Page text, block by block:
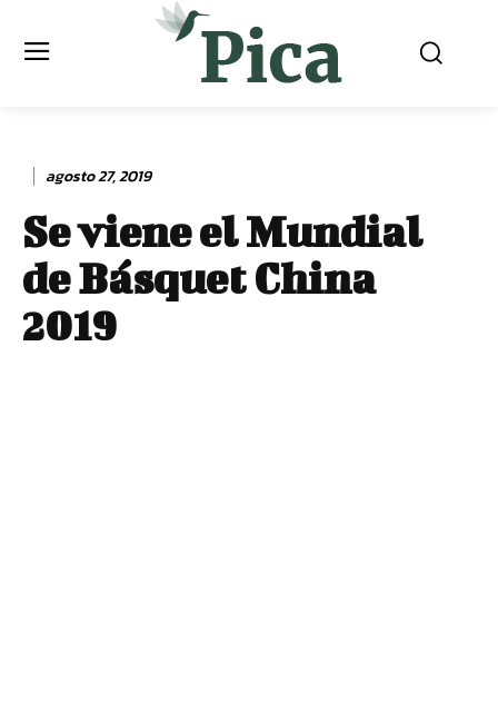
agosto 27, 2019
Se viene el Mundial
de Básquet China
2019